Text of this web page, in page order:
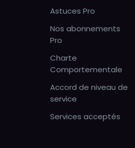
Astuces Pro
Nos abonnements
Pro
Charte
Comportementale
Accord de niveau de
service
Services acceptés